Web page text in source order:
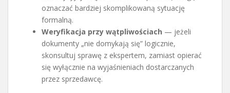
oznaczać bardziej skomplikowaną sytuację
formalną.
Weryfikacja przy wątpliwościach — jeżeli
dokumenty „nie domykają się” logicznie,
skonsultuj sprawę z ekspertem, zamiast opierać
się wyłącznie na wyjaśnieniach dostarczanych
przez sprzedawcę.